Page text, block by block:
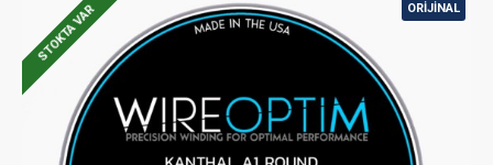
STOKTA VAR ORIJINAL